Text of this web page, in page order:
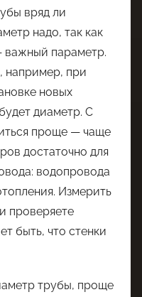
вряд ли
надо, так как
важный параметр.
например, при
новых
диаметр. С
проще — чаще
достаточно для
водопровода
Измерить
проверяете
быть, что стенки
трубы, проще